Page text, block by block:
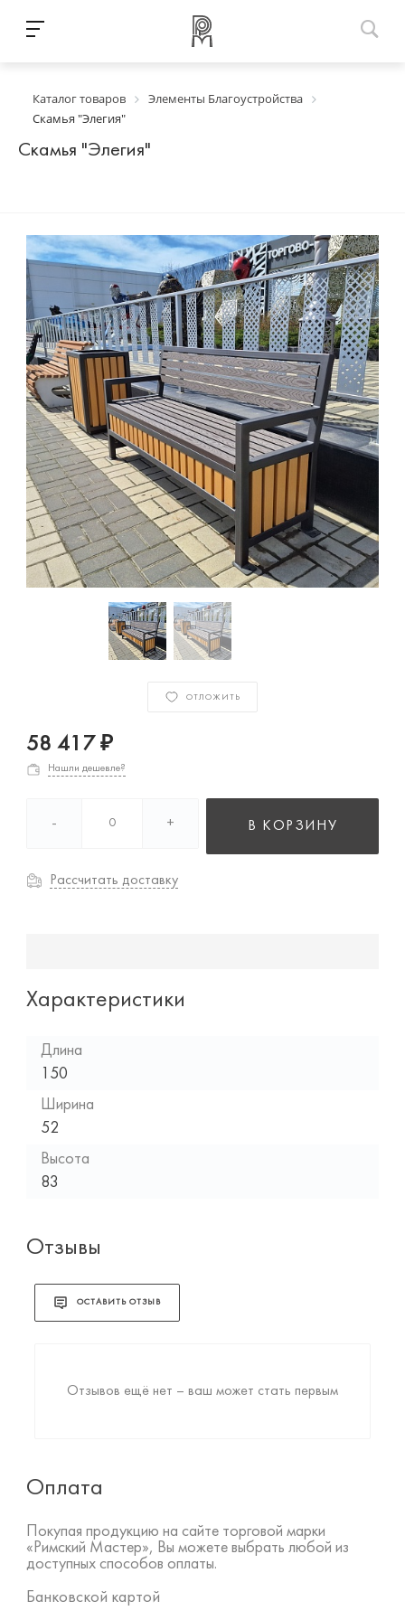
Каталог товаров
Элементы Благоустройства
Скамья "Элегия"
Скамья "Элегия"
ОТЛОЖИТЬ
58 417 ₽
Нашли дешевле?
- + В КОРЗИНУ
Рассчитать доставку
Характеристики
Длина
150
Ширина
52
Высота
83
Отзывы
ОСТАВИТЬ ОТЗЫВ
Отзывов ещё нет – ваш может стать первым
Оплата
Покупая продукцию на сайте торговой марки
«Римский Мастер», Вы можете выбрать любой из
доступных способов оплаты.
Банковской картой